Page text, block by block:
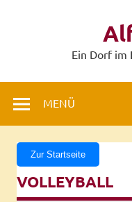
Ein Dorf im
MENÜ
Zur Startseite
VOLLEYBALL